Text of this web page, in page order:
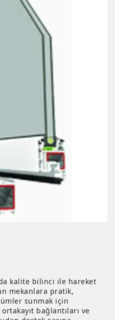
kalite bilinci ile hareket
mekanlara pratik,
sunmak için
bağlantıları ve